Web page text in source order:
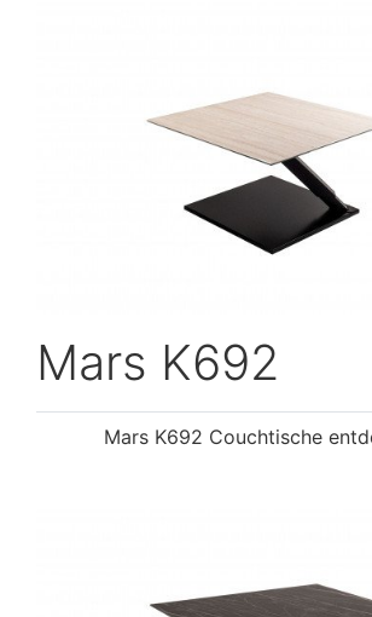
Mars K692
Mars K692 Couchtische